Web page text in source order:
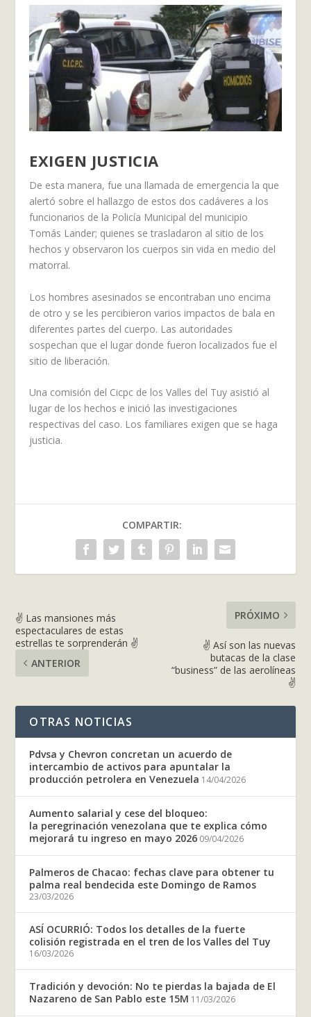
EXIGEN JUSTICIA
De esta manera, fue una llamada de emergencia la que
alertó sobre el hallazgo de estos dos cadáveres a los
funcionarios de la Policía Municipal del municipio
Tomás Lander; quienes se trasladaron al sitio de los
hechos y observaron los cuerpos sin vida en medio del
matorral.
Los hombres asesinados se encontraban uno encima
de otro y se les percibieron varios impactos de bala en
diferentes partes del cuerpo. Las autoridades
sospechan que el lugar donde fueron localizados fue el
sitio de liberación.
Una comisión del Cicpc de los Valles del Tuy asistió al
lugar de los hechos e inició las investigaciones
respectivas del caso. Los familiares exigen que se haga
justicia.
COMPARTIR:
✌ Las mansiones más
espectaculares de estas
estrellas te sorprenderán ✌
ANTERIOR
PRÓXIMO
✌ Así son las nuevas
butacas de la clase
“business” de las aerolíneas
✌
OTRAS NOTICIAS
Pdvsa y Chevron concretan un acuerdo de
intercambio de activos para apuntalar la
producción petrolera en Venezuela 14/04/2026
Aumento salarial y cese del bloqueo:
la peregrinación venezolana que te explica cómo
mejorará tu ingreso en mayo 2026 09/04/2026
Palmeros de Chacao: fechas clave para obtener tu
palma real bendecida este Domingo de Ramos
23/03/2026
ASÍ OCURRIÓ: Todos los detalles de la fuerte
colisión registrada en el tren de los Valles del Tuy
16/03/2026
Tradición y devoción: No te pierdas la bajada de El
Nazareno de San Pablo este 15M 11/03/2026